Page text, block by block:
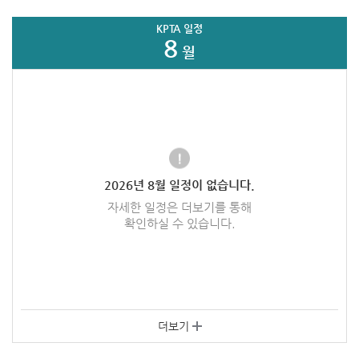
KPTA 일정
8 월
2026년 8월 일정이 없습니다.
자세한 일정은 더보기를 통해
확인하실 수 있습니다.
더보기